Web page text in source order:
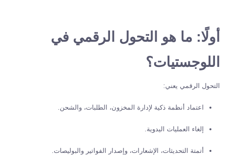
أولًا: ما هو التحول الرقمي في
اللوجستيات؟
التحول الرقمي يعني:
اعتماد أنظمة ذكية لإدارة المخزون، الطلبات، والشحن.
إلغاء العمليات اليدوية.
أتمتة التحديثات، الإشعارات، وإصدار الفواتير والبوليصات.